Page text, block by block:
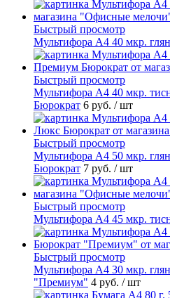
Быстрый просмотр
Мультифора А4 40 мкр.
Быстрый просмотр
Мультифора А4 40 мкр.
Бюрократ 6 руб. / шт
Быстрый просмотр
Мультифора А4 50 мкр.
Бюрократ 7 руб. / шт
Быстрый просмотр
Мультифора А4 45 мкр.
Быстрый просмотр
Мультифора А4 30 мкр.
"Премиум" 4 руб. / шт